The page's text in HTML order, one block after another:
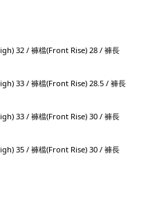
32 / 褲檔(Front Rise) 28 / 褲長
33 / 褲檔(Front Rise) 28.5 / 褲長
33 / 褲檔(Front Rise) 30 / 褲長
35 / 褲檔(Front Rise) 30 / 褲長